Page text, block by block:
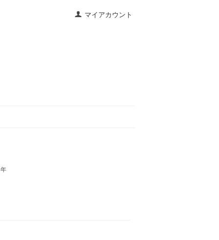
マイアカウント